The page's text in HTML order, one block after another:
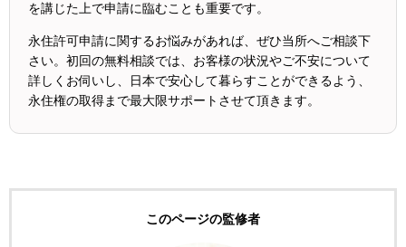
を講じた上で申請に臨むことも重要です。
永住許可申請に関するお悩みがあれば、ぜひ当所へご相談下
さい。初回の無料相談では、お客様の状況やご不安について
詳しくお伺いし、日本で安心して暮らすことができるよう、
永住権の取得まで最大限サポートさせて頂きます。
このページの監修者